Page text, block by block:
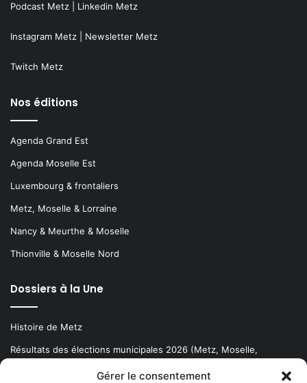
Gérer le consentement
Podcast Metz Linkedin Metz
Instagram Metz Newsletter Metz
Twitch Metz
Nos éditions
Agenda Grand Est
Agenda Moselle Est
Luxembourg & frontaliers
Metz, Moselle & Lorraine
Nancy & Meurthe & Moselle
Thionville & Moselle Nord
Dossiers à la Une
Histoire de Metz
Résultats des élections municipales 2026 (Metz, Moselle,